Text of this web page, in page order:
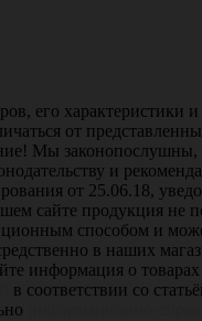
его характеристики
от
Мы законопослушны,
и
от 25.06.18,
сайте продукция не
способом и
в наших
информация о товарах
в соответствии со